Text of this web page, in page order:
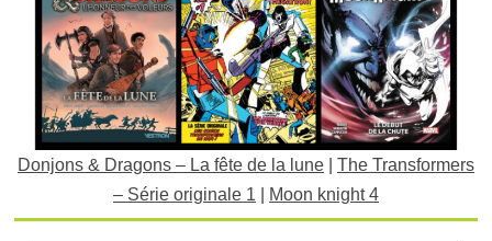
Donjons & Dragons – La fête de la lune
The Transformers
– Série originale 1
Moon knight 4